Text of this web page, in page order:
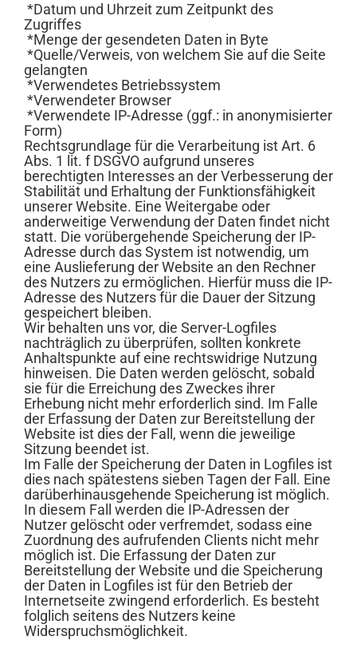
*Datum und Uhrzeit zum Zeitpunkt des
Zugriffes
*Menge der gesendeten Daten in Byte
*Quelle/Verweis, von welchem Sie auf die Seite
gelangten
*Verwendetes Betriebssystem
*Verwendeter Browser
*Verwendete IP-Adresse (ggf.: in anonymisierter
Form)
Rechtsgrundlage für die Verarbeitung ist Art. 6
Abs. 1 lit. f DSGVO aufgrund unseres
berechtigten Interesses an der Verbesserung der
Stabilität und Erhaltung der Funktionsfähigkeit
unserer Website. Eine Weitergabe oder
anderweitige Verwendung der Daten findet nicht
statt. Die vorübergehende Speicherung der IP-
Adresse durch das System ist notwendig, um
eine Auslieferung der Website an den Rechner
des Nutzers zu ermöglichen. Hierfür muss die IP-
Adresse des Nutzers für die Dauer der Sitzung
gespeichert bleiben.
Wir behalten uns vor, die Server-Logfiles
nachträglich zu überprüfen, sollten konkrete
Anhaltspunkte auf eine rechtswidrige Nutzung
hinweisen. Die Daten werden gelöscht, sobald
sie für die Erreichung des Zweckes ihrer
Erhebung nicht mehr erforderlich sind. Im Falle
der Erfassung der Daten zur Bereitstellung der
Website ist dies der Fall, wenn die jeweilige
Sitzung beendet ist.
Im Falle der Speicherung der Daten in Logfiles ist
dies nach spätestens sieben Tagen der Fall. Eine
darüberhinausgehende Speicherung ist möglich.
In diesem Fall werden die IP-Adressen der
Nutzer gelöscht oder verfremdet, sodass eine
Zuordnung des aufrufenden Clients nicht mehr
möglich ist. Die Erfassung der Daten zur
Bereitstellung der Website und die Speicherung
der Daten in Logfiles ist für den Betrieb der
Internetseite zwingend erforderlich. Es besteht
folglich seitens des Nutzers keine
Widerspruchsmöglichkeit.